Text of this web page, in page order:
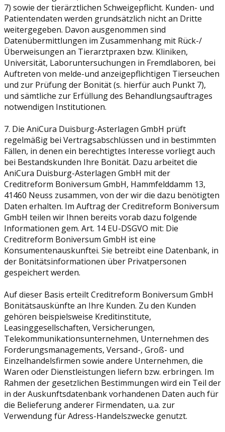
7) sowie der tierärztlichen Schweigepflicht. Kunden- und
Patientendaten werden grundsätzlich nicht an Dritte
weitergegeben. Davon ausgenommen sind
Datenübermittlungen im Zusammenhang mit Rück-/
Überweisungen an Tierarztpraxen bzw. Kliniken,
Universität, Laboruntersuchungen in Fremdlaboren, bei
Auftreten von melde-und anzeigepflichtigen Tierseuchen
und zur Prüfung der Bonität (s. hierfür auch Punkt 7),
und sämtliche zur Erfüllung des Behandlungsauftrages
notwendigen Institutionen.
7. Die AniCura Duisburg-Asterlagen GmbH prüft
regelmäßig bei Vertragsabschlüssen und in bestimmten
Fällen, in denen ein berechtigtes Interesse vorliegt auch
bei Bestandskunden Ihre Bonität. Dazu arbeitet die
AniCura Duisburg-Asterlagen GmbH mit der
Creditreform Boniversum GmbH, Hammfelddamm 13,
41460 Neuss zusammen, von der wir die dazu benötigten
Daten erhalten. Im Auftrag der Creditreform Boniversum
GmbH teilen wir Ihnen bereits vorab dazu folgende
Informationen gem. Art. 14 EU-DSGVO mit: Die
Creditreform Boniversum GmbH ist eine
Konsumentenauskunftei. Sie betreibt eine Datenbank, in
der Bonitätsinformationen über Privatpersonen
gespeichert werden.
Auf dieser Basis erteilt Creditreform Boniversum GmbH
Bonitätsauskünfte an Ihre Kunden. Zu den Kunden
gehören beispielsweise Kreditinstitute,
Leasinggesellschaften, Versicherungen,
Telekommunikationsunternehmen, Unternehmen des
Forderungsmanagements, Versand-, Groß- und
Einzelhandelsfirmen sowie andere Unternehmen, die
Waren oder Dienstleistungen liefern bzw. erbringen. Im
Rahmen der gesetzlichen Bestimmungen wird ein Teil der
in der Auskunftsdatenbank vorhandenen Daten auch für
die Belieferung anderer Firmendaten, u.a. zur
Verwendung für Adress-Handelszwecke genutzt.